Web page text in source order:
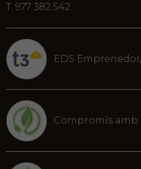
T. 977 382 542
EDS
Compromís